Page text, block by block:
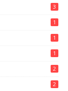
3
1
1
1
2
2